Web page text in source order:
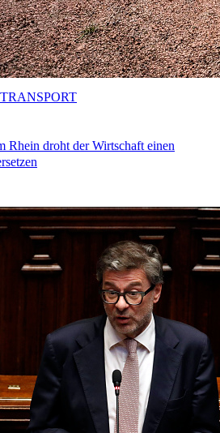
Rhein droht der Wirtschaft einen